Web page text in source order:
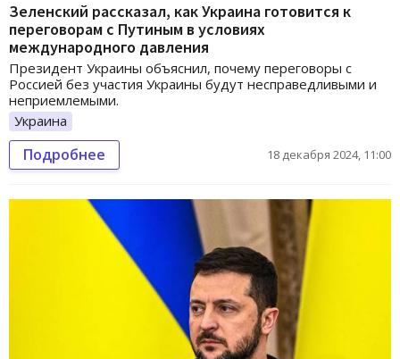
Зеленский рассказал, как Украина готовится к
переговорам с Путиным в условиях
международного давления
Президент Украины объяснил, почему переговоры с
Россией без участия Украины будут несправедливыми и
неприемлемыми.
Украина
Подробнее 18 декабря 2024, 11:00